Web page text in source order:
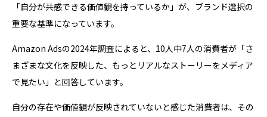
「自分が共感できる価値観を持っているか」が、ブランド選択の
重要な基準になっています。
Amazon Adsの2024年調査によると、10人中7人の消費者が「さ
まざまな文化を反映した、もっとリアルなストーリーをメディア
で見たい」と回答しています。
自分の存在や価値観が反映されていないと感じた消費者は、その